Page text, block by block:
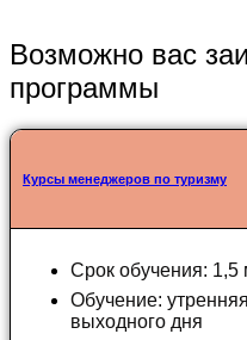
Возможно вас
программы
Курсы менеджеров по туризму
Срок обучения: 1,5
Обучение:
выходного дня